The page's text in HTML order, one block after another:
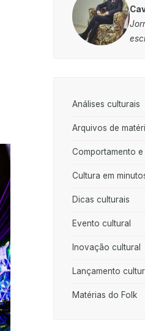
Análises culturais
Arquivos de
Comportamento
Cultura em
Dicas culturais
Evento cultural
Inovação cultural
Lançamento
Matérias do Folk